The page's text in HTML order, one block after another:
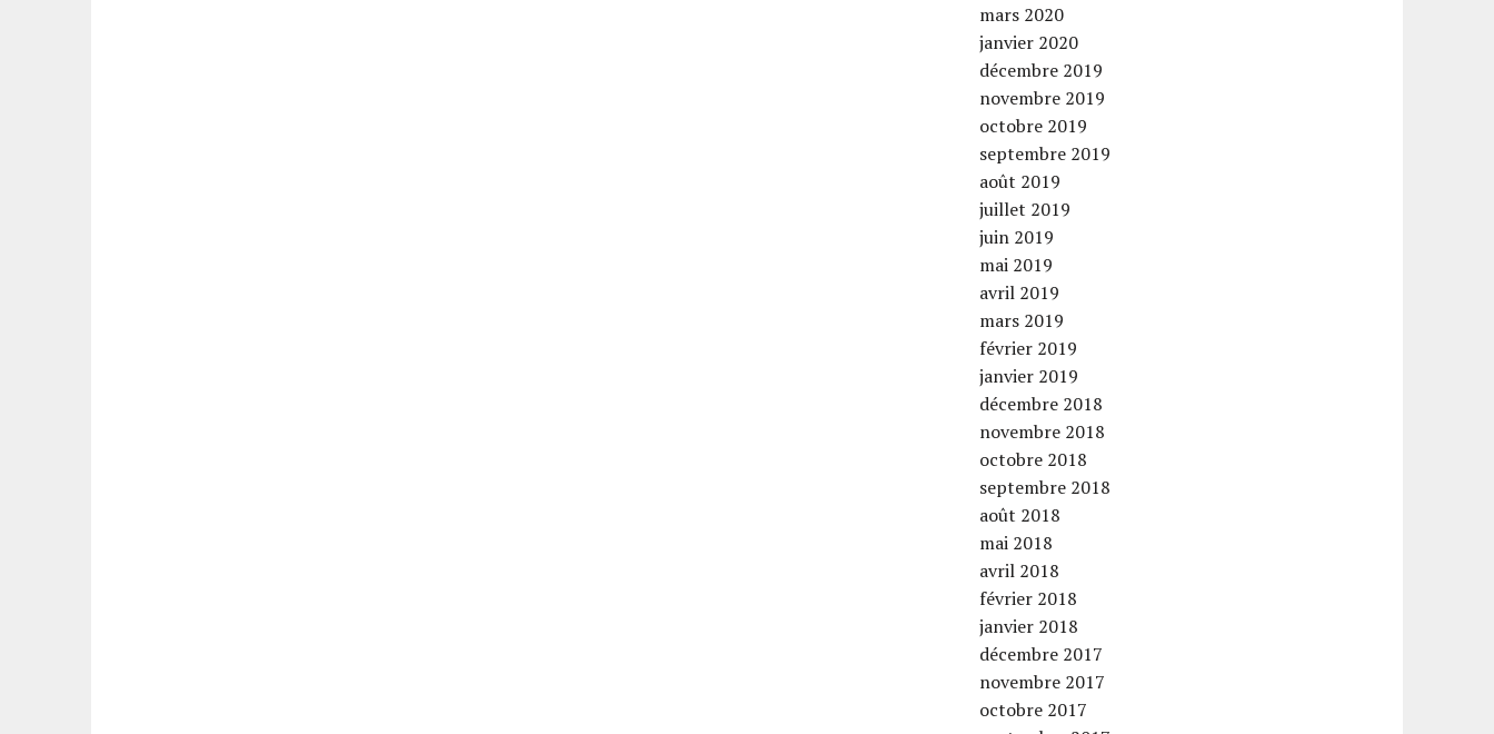
mars 2020
janvier 2020
décembre 2019
novembre 2019
octobre 2019
septembre 2019
août 2019
juillet 2019
juin 2019
mai 2019
avril 2019
mars 2019
février 2019
janvier 2019
décembre 2018
novembre 2018
octobre 2018
septembre 2018
août 2018
mai 2018
avril 2018
février 2018
janvier 2018
décembre 2017
novembre 2017
octobre 2017